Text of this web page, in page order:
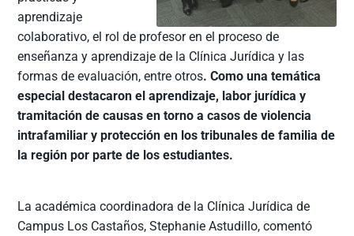
aprendizaje
colaborativo, el rol de profesor en el proceso de
enseñanza y aprendizaje de la Clínica Jurídica y las
formas de evaluación, entre otros. Como una temática
especial destacaron el aprendizaje, labor jurídica y
tramitación de causas en torno a casos de violencia
intrafamiliar y protección en los tribunales de familia de
la región por parte de los estudiantes.
La académica coordinadora de la Clínica Jurídica de
Campus Los Castaños, Stephanie Astudillo, comentó